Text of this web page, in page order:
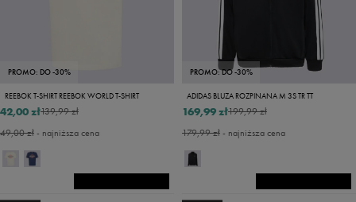
PROMO: DO -30%
REEBOK T-SHIRT REEBOK WORLD T-SHIRT
139,99 zł
42,00 zł
49,00 zł- najniższa cena
PROMO: DO -30%
ADIDAS BLUZA ROZPINANA M 3S TR TT
199,99 zł
169,99 zł
179,99 zł- najniższa cena